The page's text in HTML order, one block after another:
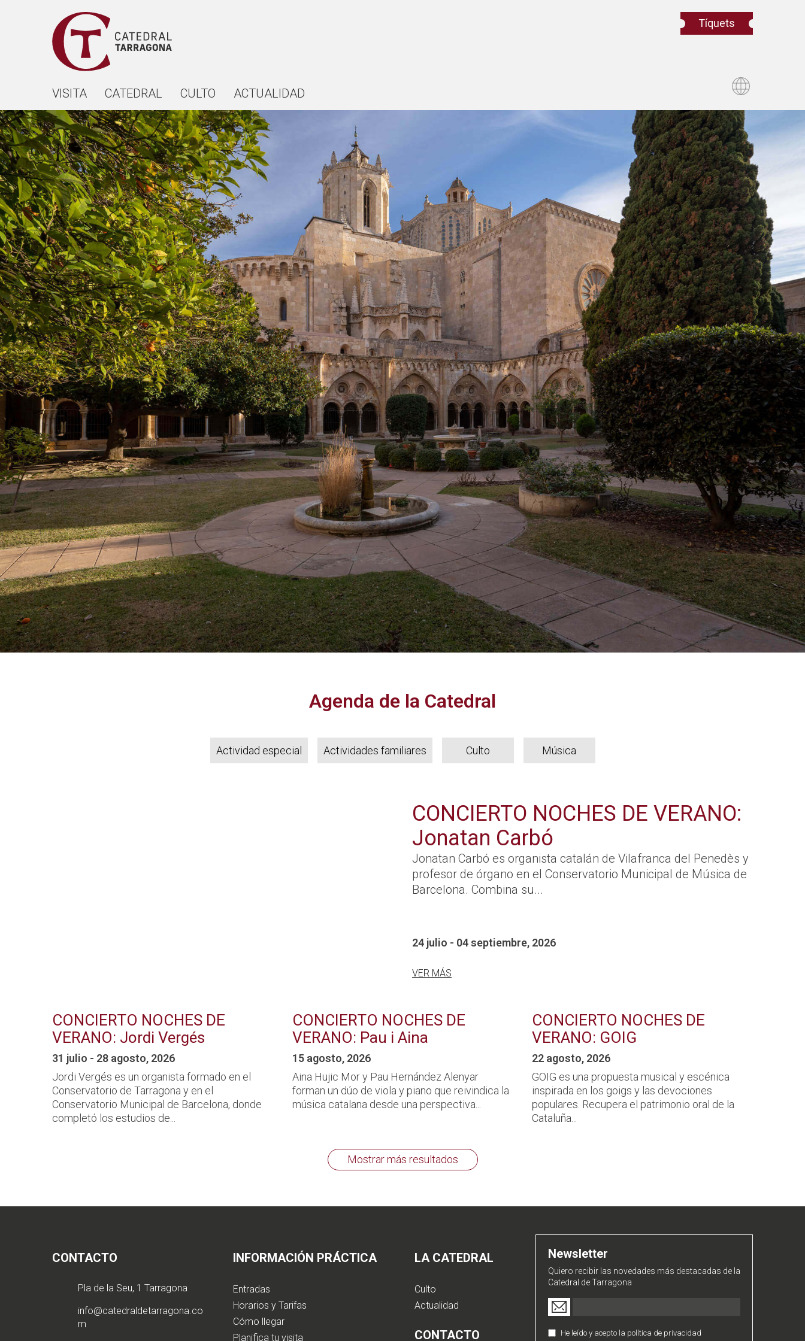
VISITA CATEDRAL CULTO ACTUALIDAD
Tíquets
Agenda de la Catedral
Actividad especial Actividades familiares Culto Música
CONCIERTO NOCHES DE VERANO:
Jonatan Carbó
24 julio - 04 septiembre, 2026
Jonatan Carbó es organista catalán de Vilafranca del Penedès y
profesor de órgano en el Conservatorio Municipal de Música de
Barcelona. Combina su...
VER MÁS
CONCIERTO NOCHES DE
VERANO: Jordi Vergés
31 julio - 28 agosto, 2026
Jordi Vergés es un organista formado en el
Conservatorio de Tarragona y en el
Conservatorio Municipal de Barcelona, donde
completó los estudios de...
CONCIERTO NOCHES DE
VERANO: Pau i Aina
15 agosto, 2026
Aina Hujic Mor y Pau Hernández Alenyar
forman un dúo de viola y piano que reivindica la
música catalana desde una perspectiva...
CONCIERTO NOCHES DE
VERANO: GOIG
22 agosto, 2026
GOIG es una propuesta musical y escénica
inspirada en los goigs y las devociones
populares. Recupera el patrimonio oral de la
Cataluña...
Mostrar más resultados
CONTACTO
Pla de la Seu, 1 Tarragona
info@catedraldetarragona.co
m
INFORMACIÓN PRÁCTICA
Entradas
Horarios y Tarifas
Cómo llegar
Planifica tu visita
LA CATEDRAL
Culto
Actualidad
CONTACTO
Newsletter
Quiero recibir las novedades más destacadas de la
Catedral de Tarragona
Email
(Obligatorio)
Política
He leído y acepto la política de privacidad